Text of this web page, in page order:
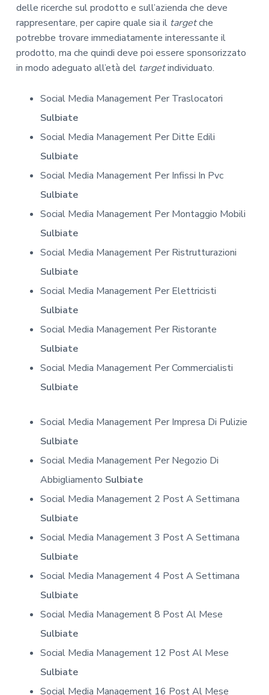
delle ricerche sul prodotto e sull’azienda che deve
rappresentare, per capire quale sia il targetche
potrebbe trovare immediatamente interessante il
prodotto, ma che quindi deve poi essere sponsorizzato
in modo adeguato all’età del targetindividuato.
Social Media Management Per Traslocatori
Sulbiate
Social Media Management Per Ditte Edili
Sulbiate
Social Media Management Per Infissi In Pvc
Sulbiate
Social Media Management Per Montaggio Mobili
Sulbiate
Social Media Management Per Ristrutturazioni
Sulbiate
Social Media Management Per Elettricisti
Sulbiate
Social Media Management Per Ristorante
Sulbiate
Social Media Management Per Commercialisti
Sulbiate
Social Media Management Per Impresa Di Pulizie
Sulbiate
Social Media Management Per Negozio Di
Abbigliamento Sulbiate
Social Media Management 2 Post A Settimana
Sulbiate
Social Media Management 3 Post A Settimana
Sulbiate
Social Media Management 4 Post A Settimana
Sulbiate
Social Media Management 8 Post Al Mese
Sulbiate
Social Media Management 12 Post Al Mese
Sulbiate
Social Media Management 16 Post Al Mese